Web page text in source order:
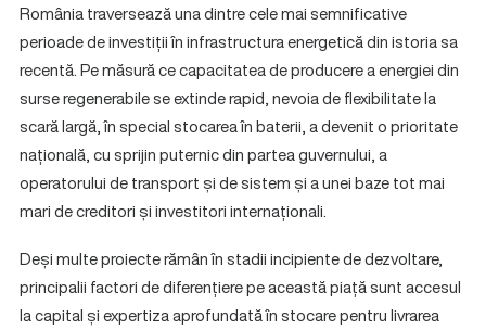
România traversează una dintre cele mai semnificative
perioade de investiții în infrastructura energetică din istoria sa
recentă. Pe măsură ce capacitatea de producere a energiei din
surse regenerabile se extinde rapid, nevoia de flexibilitate la
scară largă, în special stocarea în baterii, a devenit o prioritate
națională, cu sprijin puternic din partea guvernului, a
operatorului de transport și de sistem și a unei baze tot mai
mari de creditori și investitori internaționali.
Deși multe proiecte rămân în stadii incipiente de dezvoltare,
principalii factori de diferențiere pe această piață sunt accesul
la capital și expertiza aprofundată în stocare pentru livrarea